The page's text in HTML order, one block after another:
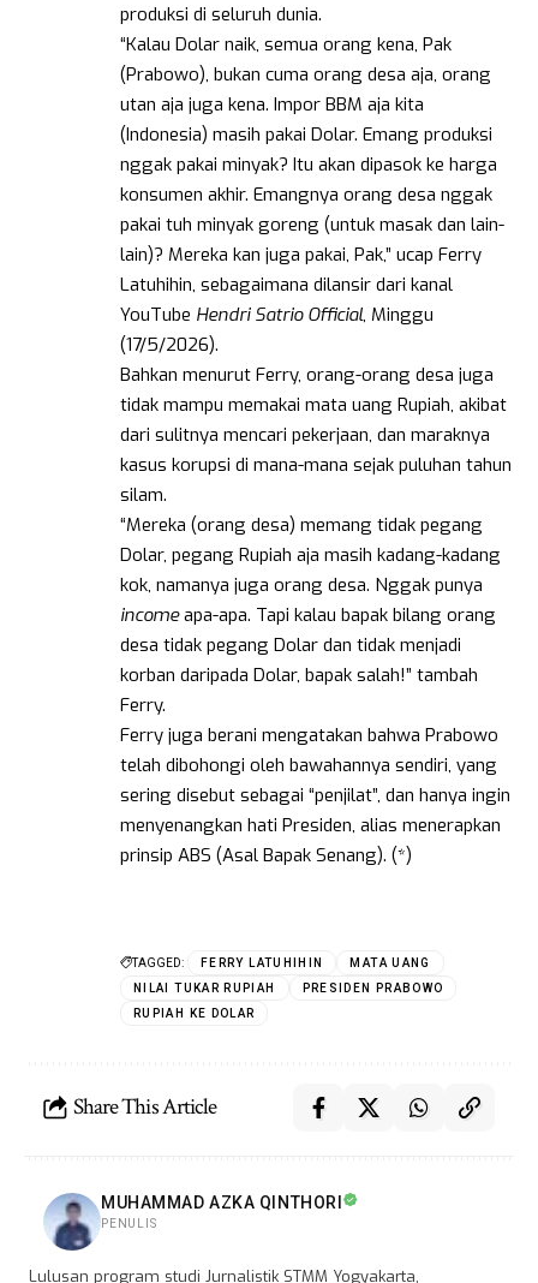
produksi di seluruh dunia.
“Kalau Dolar naik, semua orang kena, Pak
(Prabowo), bukan cuma orang desa aja, orang
utan aja juga kena. Impor BBM aja kita
(Indonesia) masih pakai Dolar. Emang produksi
nggak pakai minyak? Itu akan dipasok ke harga
konsumen akhir. Emangnya orang desa nggak
pakai tuh minyak goreng (untuk masak dan lain-
lain)? Mereka kan juga pakai, Pak,” ucap Ferry
Latuhihin, sebagaimana dilansir dari kanal
YouTube Hendri Satrio Official, Minggu
(17/5/2026).
Bahkan menurut Ferry, orang-orang desa juga
tidak mampu memakai mata uang Rupiah, akibat
dari sulitnya mencari pekerjaan, dan maraknya
kasus korupsi di mana-mana sejak puluhan tahun
silam.
“Mereka (orang desa) memang tidak pegang
Dolar, pegang Rupiah aja masih kadang-kadang
kok, namanya juga orang desa. Nggak punya
incomeapa-apa. Tapi kalau bapak bilang orang
desa tidak pegang Dolar dan tidak menjadi
korban daripada Dolar, bapak salah!” tambah
Ferry.
Ferry juga berani mengatakan bahwa Prabowo
telah dibohongi oleh bawahannya sendiri, yang
sering disebut sebagai “penjilat”, dan hanya ingin
menyenangkan hati Presiden, alias menerapkan
prinsip ABS (Asal Bapak Senang). (*)
TAGGED: FERRY LATUHIHIN
MATA UANG
NILAI TUKAR RUPIAH
PRESIDEN PRABOWO
RUPIAH KE DOLAR
Share This Article
MUHAMMAD AZKA QINTHORI
PENULIS
Lulusan program studi Jurnalistik STMM Yogyakarta,